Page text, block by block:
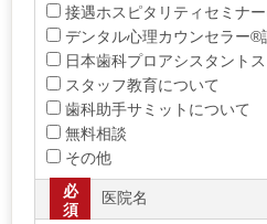
接遇ホスピタリティセミナ
デンタル心理カウンセラー®
日本歯科プロアシスタント
スタッフ教育について
歯科助手サミットについて
無料相談
その他
医院名
必
須